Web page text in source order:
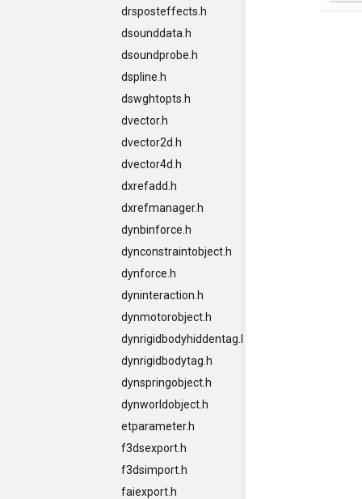
drsposteffects.h
dsounddata.h
dsoundprobe.h
dspline.h
dswghtopts.h
dvector.h
dvector2d.h
dvector4d.h
dxrefadd.h
dxrefmanager.h
dynbinforce.h
dynconstraintobject.h
dynforce.h
dyninteraction.h
dynmotorobject.h
dynrigidbodyhiddentag.h
dynrigidbodytag.h
dynspringobject.h
dynworldobject.h
etparameter.h
f3dsexport.h
f3dsimport.h
faiexport.h